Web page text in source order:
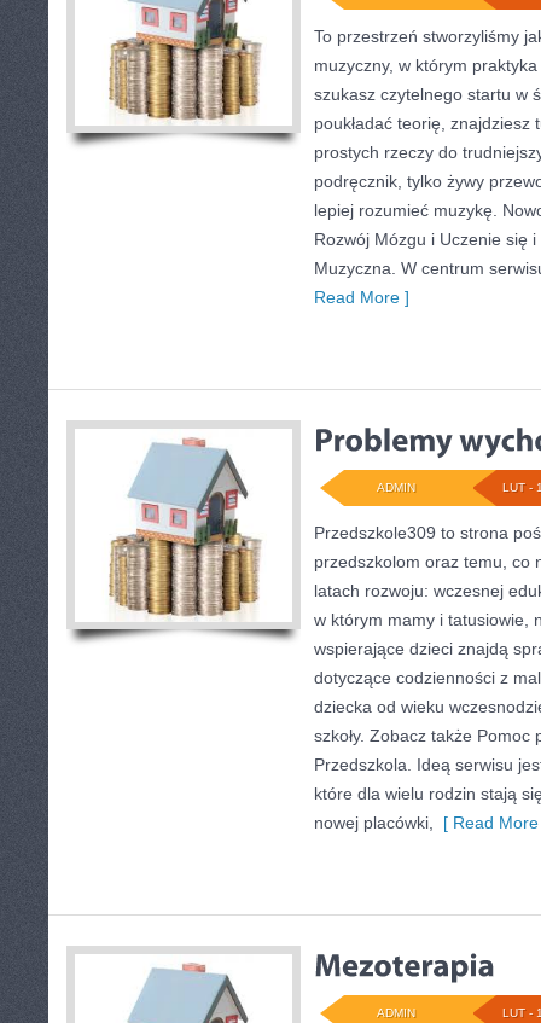
To przestrzeń stworzyliśmy
muzyczny, w którym
szukasz czytelnego startu w
poukładać teorię, znajdziesz
prostych rzeczy do
podręcznik, tylko żywy
lepiej rozumieć muzykę.
Rozwój Mózgu i Uczenie się
Muzyczna. W centrum
Read More ]
LUT -
ADMIN
Przedszkole309 to strona
przedszkolom oraz temu, co
latach rozwoju: wczesnej
w którym mamy i tatusiowie,
wspierające dzieci znajdą
dotyczące codzienności z
dziecka od wieku
szkoły. Zobacz także Pomoc
Przedszkola. Ideą serwisu
które dla wielu rodzin stają
nowej placówki,
[ Read
LUT -
ADMIN